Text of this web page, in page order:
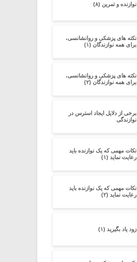
نوازنده و تمرین (۸)
نکته های پزشکی و روانشانسی،
برای همه نوازندگان (۱)
نکته های پزشکی و روانشانسی،
برای همه نوازندگان (۲)
برخی از دلایل ایجاد استرس در
نوازندگی
نکات مهمی که یک نوازنده باید
رعایت نماید (۱)
نکات مهمی که یک نوازنده باید
رعایت نماید (۲)
زود یاد بگیرید (۱)